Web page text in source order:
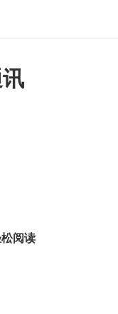
阅读